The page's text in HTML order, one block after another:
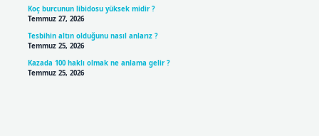
Koç burcunun libidosu yüksek midir ?
Temmuz 27, 2026
Tesbihin altın olduğunu nasıl anlarız ?
Temmuz 25, 2026
Kazada 100 haklı olmak ne anlama gelir ?
Temmuz 25, 2026